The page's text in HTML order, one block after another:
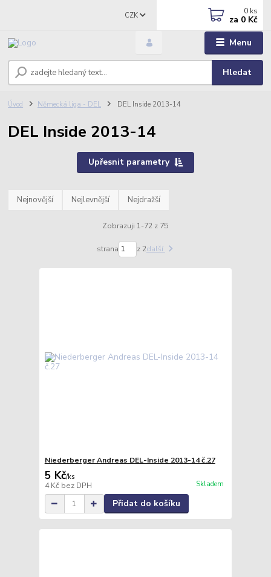
Menu
CZK
Hledat
0 ks
za 0 Kč
Úvod Německá liga - DEL DEL Inside 2013-14
DEL Inside 2013-14
Upřesnit parametry
Nejnovější Nejlevnější Nejdražší
Zobrazuji 1-72 z 75
strana z 2další
Niederberger Andreas DEL-Inside 2013-14 č.27
5 Kč/ks
4 Kč bez DPH Skladem
Přidat do košíku